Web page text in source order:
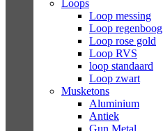
Loops
Loop messing
Loop regenboog
Loop rose gold
Loop RVS
loop standaard
Loop zwart
Musketons
Aluminium
Antiek